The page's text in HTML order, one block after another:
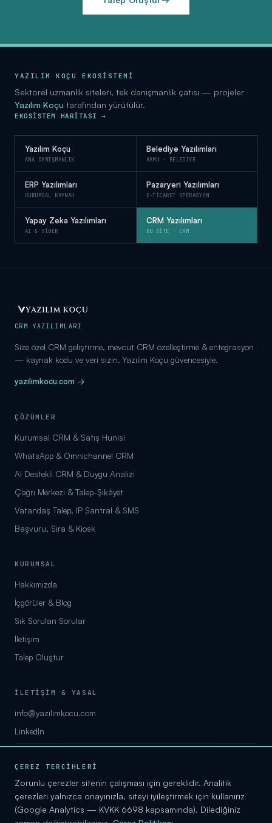
ÇEREZ TERCİHLERİ
Zorunlu çerezler sitenin çalışması için gereklidir. Analitik
çerezleri yalnızca onayınızla, siteyi iyileştirmek için kullanırız
(Google Analytics — KVKK 6698 kapsamında). Dilediğiniz
YAZILIM KOÇU EKOSİSTEMİ
Sektörel uzmanlık siteleri, tek danışmanlık çatısı — projeler
Yazılım Koçu tarafından yürütülür.
EKOSISTEM HARITASI →
Yazılım Koçu
ANA DANIŞMANLIK
Belediye Yazılımları
KAMU · BELEDIYE
ERP Yazılımları
KURUMSAL KAYNAK
Pazaryeri Yazılımları
E-TICARET OPERASYON
Yapay Zeka Yazılımları
AI & SIBER
CRM Yazılımları
BU SITE · CRM
CRM YAZILIMLARI
Size özel CRM geliştirme, mevcut CRM özelleştirme & entegrasyon
— kaynak kodu ve veri sizin. Yazılım Koçu güvencesiyle.
yazilimkocu.com →
ÇÖZÜMLER
Kurumsal CRM & Satış Hunisi
WhatsApp & Omnichannel CRM
AI Destekli CRM & Duygu Analizi
Çağrı Merkezi & Talep-Şikâyet
Vatandaş Talep, IP Santral & SMS
Başvuru, Sıra & Kiosk
KURUMSAL
Hakkımızda
İçgörüler & Blog
Sık Sorulan Sorular
İletişim
Talep Oluştur
İLETİŞİM & YASAL
info@yazilimkocu.com
LinkedIn
Gizlilik
Çerez Politikası
Kullanım Şartları